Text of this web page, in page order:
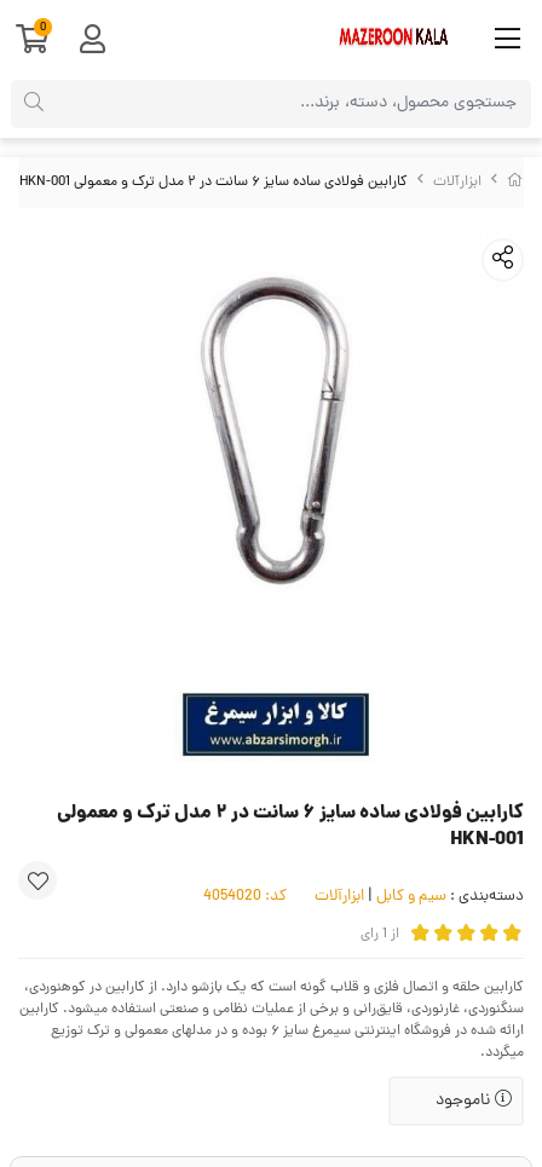
ابزارآلات کارابین فولادی ساده سایز ۶ سانت در ۲ مدل ترک و معمولی HKN-001
کارابین فولادی ساده سایز ۶ سانت در ۲ مدل ترک و معمولی
HKN-001
دسته‌بندی : سیم و کابل | ابزارآلات کد:
از 1رای
کارابین حلقه‌ و اتصال فلزی و قلاب گونه است که یک بازشو دارد. از کارابین در کوهنوردی،
سنگنوردی، غارنوردی، قایق‌رانی و برخی از عملیات نظامی و صنعتی استفاده میشود. کارابین
ارائه شده در فروشگاه اینترنتی سیمرغ سایز ۶ بوده و در مدلهای معمولی و ترک توزیع
میگردد.
ناموجود
0